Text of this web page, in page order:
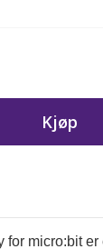
Kjøp
for micro:bit